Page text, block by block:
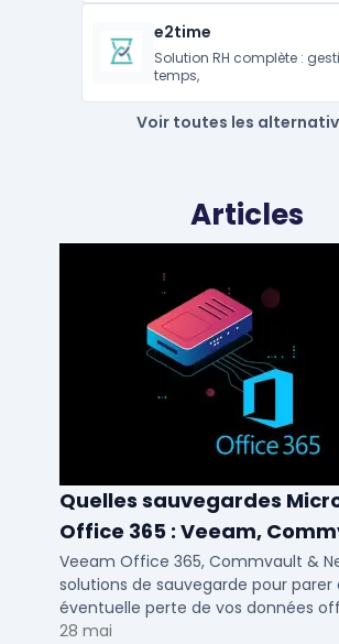
e2time
Solution RH complète :
temps,
Voir toutes les
Articles
Quelles sauvegardes
Office 365 : Veeam,
Netapp
Veeam Office 365, Commvault &
solutions de sauvegarde pour parer
éventuelle perte de vos données
Voici notre ...
28 mai